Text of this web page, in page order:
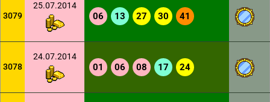
3079
25.07.2014
06 13 27 30 41
3078
24.07.2014
01 06 08 17 24